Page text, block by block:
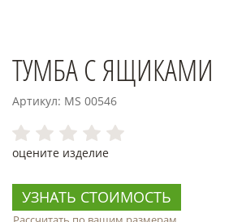
ТУМБА С ЯЩИКАМИ
Артикул: MS 00546
оцените изделие
УЗНАТЬ СТОИМОСТЬ